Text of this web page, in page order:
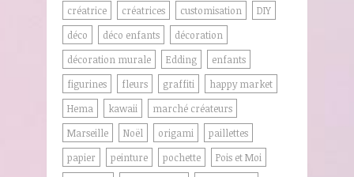
créatrice
créatrices customisation
DIY
déco
déco enfants
décoration
décoration murale
Edding
enfants
figurines
fleurs graffiti
happy market
Hema
kawaii
marché créateurs
Marseille
Noël origami
paillettes
papier
peinture pochette
Pois et Moi